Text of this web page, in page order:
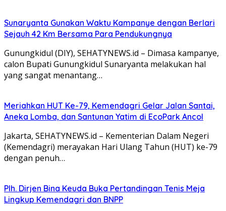
Sunaryanta Gunakan Waktu Kampanye dengan Berlari
Sejauh 42 Km Bersama Para Pendukungnya
Gunungkidul (DIY), SEHATYNEWS.id – Dimasa kampanye,
calon Bupati Gunungkidul Sunaryanta melakukan hal
yang sangat menantang…
Meriahkan HUT Ke-79, Kemendagri Gelar Jalan Santai,
Aneka Lomba, dan Santunan Yatim di EcoPark Ancol
Jakarta, SEHATYNEWS.id – Kementerian Dalam Negeri
(Kemendagri) merayakan Hari Ulang Tahun (HUT) ke-79
dengan penuh…
Plh. Dirjen Bina Keuda Buka Pertandingan Tenis Meja
Lingkup Kemendagri dan BNPP